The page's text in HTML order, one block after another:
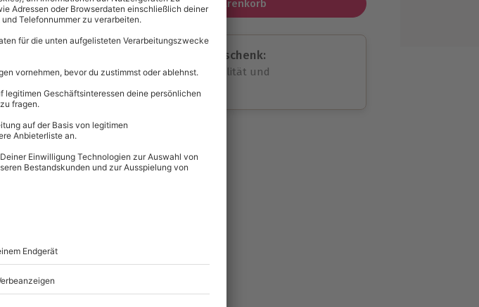
In den Warenkorb
Immer das passende Geschenk:
Große Auswahl, volle Flexibilität und
Über 9.000 unvergessliche
Volle Flexibilität
Jeder Gutschein für alle Erlebnisse